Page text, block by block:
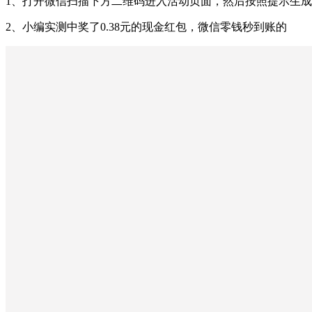
2、小编实测中奖了0.38元的现金红包，微信零钱秒到账的